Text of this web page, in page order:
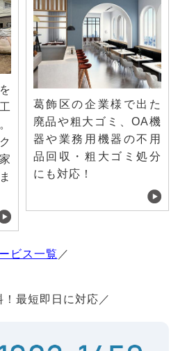
葛飾区の企業様で出た
廃品や粗大ゴミ、OA機
器や業務用機器の不用
品回収・粗大ゴミ処分
にも対応！
ビス一覧 ／
！最短即日に対応／